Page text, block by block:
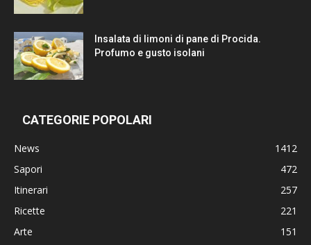
Insalata di limoni di pane di Procida.
Profumo e gusto isolani
CATEGORIE POPOLARI
News
1412
Sapori
472
Itinerari
257
Ricette
221
Arte
151